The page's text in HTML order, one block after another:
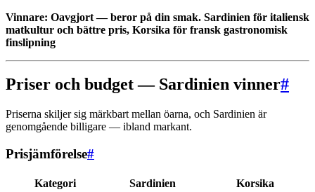
Vinnare: Oavgjort — beror på din smak. Sardinien för italiensk
matkultur och bättre pris, Korsika för fransk gastronomisk
finslipning
Priser och budget — Sardinien vinner#
Priserna skiljer sig märkbart mellan öarna, och Sardinien är
genomgående billigare — ibland markant.
Prisjämförelse#
Kategori Sardinien
Korsika